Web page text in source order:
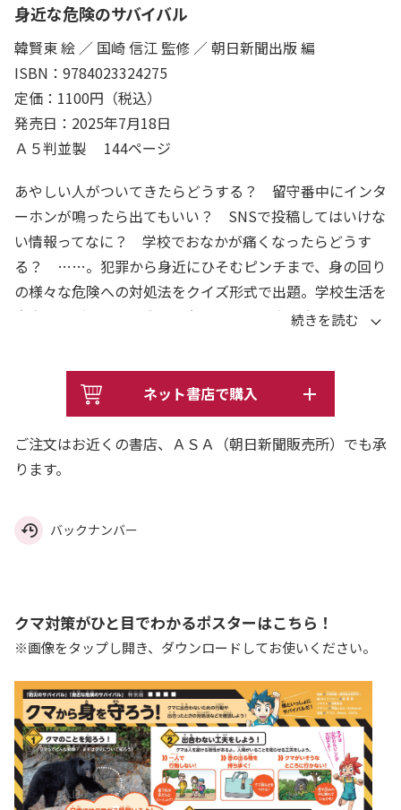
身近な危険のサバイバル
韓賢東 絵 ／ 国崎 信江 監修 ／ 朝日新聞出版 編
ISBN：9784023324275
定価：1100円（税込）
発売日：2025年7月18日
Ａ５判並製 144ページ
あやしい人がついてきたらどうする？ 留守番中にインタ
ーホンが鳴ったら出てもいい？ SNSで投稿してはいけな
い情報ってなに？ 学校でおなかが痛くなったらどうす
る？ ……。犯罪から身近にひそむピンチまで、身の回り
の様々な危険への対処法をクイズ形式で出題。学校生活を
安全に過ごすための方法や友達との付き合い方、交通ルー
ネット書店で購入
ご注文はお近くの書店、ＡＳＡ（朝日新聞販売所）でも承
ります。
バックナンバー
クマ対策がひと目でわかるポスターはこちら！
※画像をタップし開き、ダウンロードしてお使いください。